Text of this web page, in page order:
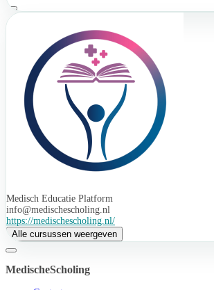
Medisch Educatie Platform
info@medischescholing.nl
https://medischescholing.nl/
Alle cursussen weergeven
MedischeScholing